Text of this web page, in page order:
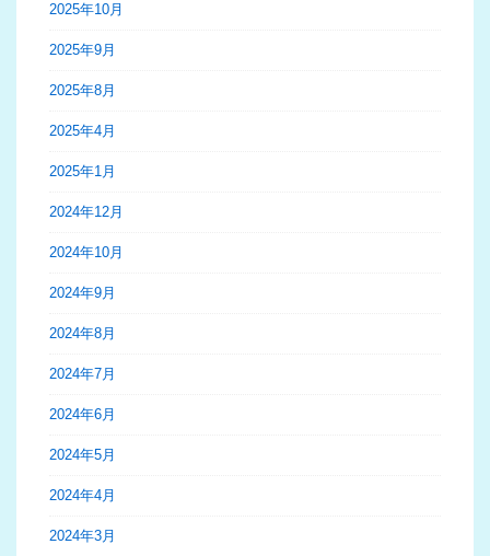
2025年10月
2025年9月
2025年8月
2025年4月
2025年1月
2024年12月
2024年10月
2024年9月
2024年8月
2024年7月
2024年6月
2024年5月
2024年4月
2024年3月